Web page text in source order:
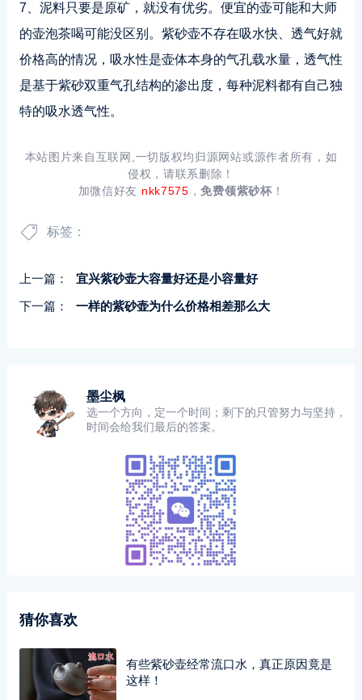
7、泥料只要是原矿，就没有优劣。便宜的壶可能和大师
的壶泡茶喝可能没区别。紫砂壶不存在吸水快、透气好就
价格高的情况，吸水性是壶体本身的气孔载水量，透气性
是基于紫砂双重气孔结构的渗出度，每种泥料都有自己独
特的吸水透气性。
本站图片来自互联网,一切版权均归源网站或源作者所有，如
侵权，请联系删除！
加微信好友 nkk7575 ，免费领紫砂杯！
标签：
上一篇：
宜兴紫砂壶大容量好还是小容量好
下一篇：
一样的紫砂壶为什么价格相差那么大
墨尘枫
选一个方向，定一个时间；剩下的只管努力与坚持，
时间会给我们最后的答案。
猜你喜欢
有些紫砂壶经常流口水，真正原因竟是
这样！